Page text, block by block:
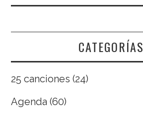
CATEGORÍAS
25 canciones (24)
Agenda (60)